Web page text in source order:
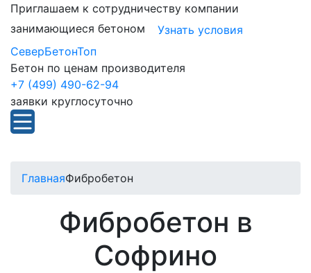
Приглашаем к сотрудничеству компании
занимающиеся бетоном
Узнать условия
СеверБетонТоп
Бетон по ценам производителя
+7 (499) 490-62-94
заявки круглосуточно
ГлавнаяФибробетон
Фибробетон в
Софрино